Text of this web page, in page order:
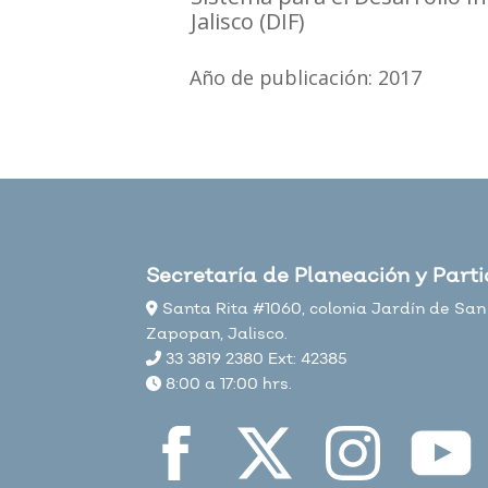
Jalisco (DIF)
Año de publicación: 2017
Secretaría de Planeación y
Santa Rita #1060, colonia Jardín de
Zapopan, Jalisco.
33 3819 2380 Ext: 42385
8:00 a 17:00 hrs.